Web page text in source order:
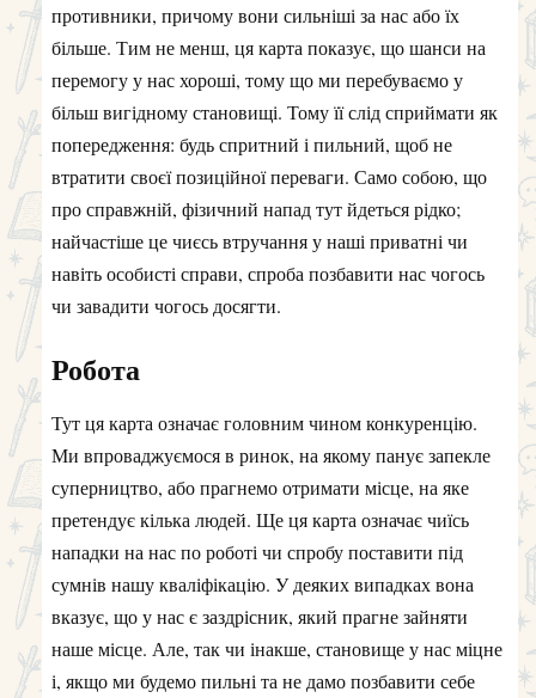
противники, причому вони сильніші за нас або їх
більше. Тим не менш, ця карта показує, що шанси на
перемогу у нас хороші, тому що ми перебуваємо у
більш вигідному становищі. Тому її слід сприймати як
попередження: будь спритний і пильний, щоб не
втратити своєї позиційної переваги. Само собою, що
про справжній, фізичний напад тут йдеться рідко;
найчастіше це чиєсь втручання у наші приватні чи
навіть особисті справи, спроба позбавити нас чогось
чи завадити чогось досягти.
Робота
Тут ця карта означає головним чином конкуренцію.
Ми впроваджуємося в ринок, на якому панує запекле
суперництво, або прагнемо отримати місце, на яке
претендує кілька людей. Ще ця карта означає чиїсь
нападки на нас по роботі чи спробу поставити під
сумнів нашу кваліфікацію. У деяких випадках вона
вказує, що у нас є заздрісник, який прагне зайняти
наше місце. Але, так чи інакше, становище у нас міцне
і, якщо ми будемо пильні та не дамо позбавити себе